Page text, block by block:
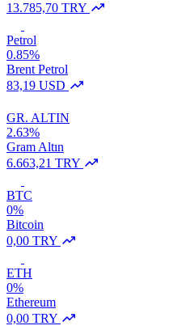
13.785,70 TRY
Petrol
0.85%
Brent Petrol
83,19 USD
GR. ALTIN
2.63%
Gram Altın
6.663,21 TRY
BTC
0%
Bitcoin
0,00 TRY
ETH
0%
Ethereum
0,00 TRY